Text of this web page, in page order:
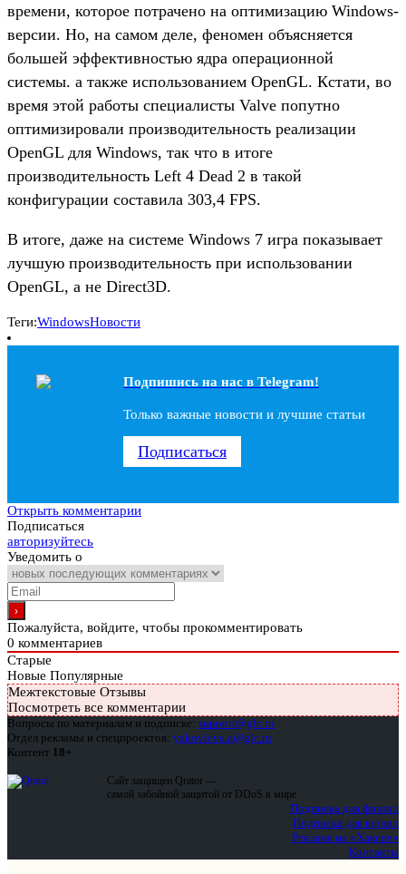
времени, которое потрачено на оптимизацию Windows-
версии. Но, на самом деле, феномен объясняется
большей эффективностью ядра операционной
системы. а также использованием OpenGL. Кстати, во
время этой работы специалисты Valve попутно
оптимизировали производительность реализации
OpenGL для Windows, так что в итоге
производительность Left 4 Dead 2 в такой
конфигурации составила 303,4 FPS.
В итоге, даже на системе Windows 7 игра показывает
лучшую производительность при использовании
OpenGL, а не Direct3D.
Теги:WindowsНовости
Подпишись на наc в Telegram!
Только важные новости и лучшие статьи
Подписаться
Открыть комментарии
Подписаться
авторизуйтесь
Уведомить о
Пожалуйста, войдите, чтобы прокомментировать
0 комментариев
Старые
Новые Популярные
Межтекстовые Отзывы
Посмотреть все комментарии
Вопросы по материалам и подписке: support@glc.ru
Отдел рекламы и спецпроектов: yakovleva.a@glc.ru
Контент 18+
Сайт защищен Qrator —
самой забойной защитой от DDoS в мире
Подписка для физлиц
Подписка для юрлиц
Реклама на «Хакере»
Контакты